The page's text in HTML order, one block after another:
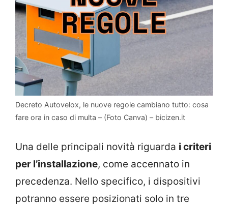
Decreto Autovelox, le nuove regole cambiano tutto: cosa
fare ora in caso di multa – (Foto Canva) – bicizen.it
Una delle principali novità riguarda i criteri
per l’installazione, come accennato in
precedenza. Nello specifico, i dispositivi
potranno essere posizionati solo in tre